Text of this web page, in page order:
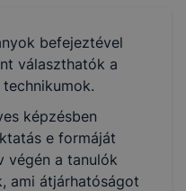
befejeztével
választhatók a
képzésben
e formáját
végén a tanulók
ami átjárhatóságot